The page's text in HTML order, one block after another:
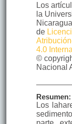
Los
la
de
4.0
©
Nacional
Resumen:
Los